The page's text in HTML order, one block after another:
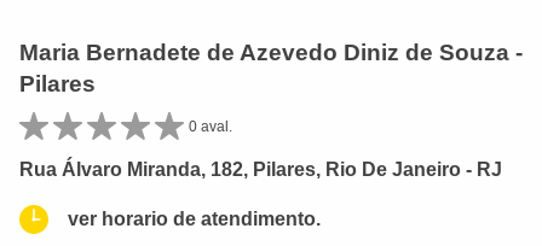
Maria Bernadete de Azevedo Diniz de Souza -
Pilares
0 aval.
Rua Álvaro Miranda, 182, Pilares, Rio De Janeiro - RJ
ver horario de atendimento.